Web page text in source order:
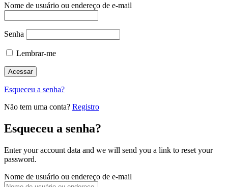
Nome de usuário ou endereço de e-mail
Senha
Lembrar-me
Esqueceu a senha?
Não tem uma conta? Registro
Esqueceu a senha?
Enter your account data and we will send you a link to reset your
password.
Nome de usuário ou endereço de e-mail